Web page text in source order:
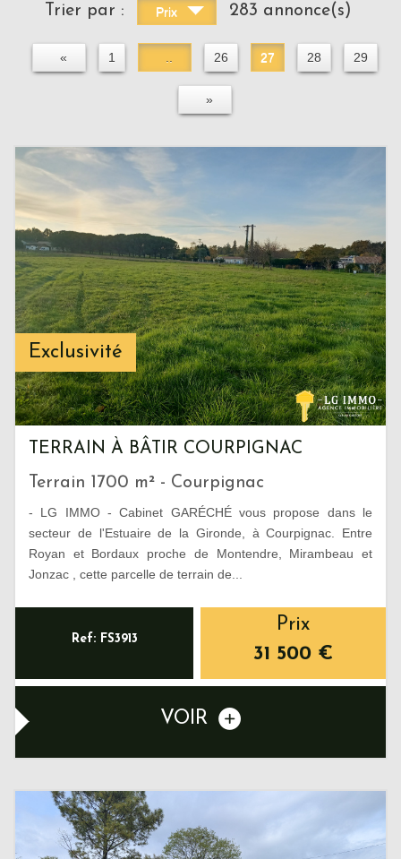
Trier par : Prix 283 annonce(s)
« 1 .. 26 27 28 29
»
Exclusivité
TERRAIN À BÂTIR COURPIGNAC
Terrain 1700 m² - Courpignac
- LG IMMO - Cabinet GARÉCHÉ vous propose dans le
secteur de l'Estuaire de la Gironde, à Courpignac. Entre
Royan et Bordaux proche de Montendre, Mirambeau et
Jonzac , cette parcelle de terrain de...
Ref: FS3913
Prix
31 500 €
VOIR